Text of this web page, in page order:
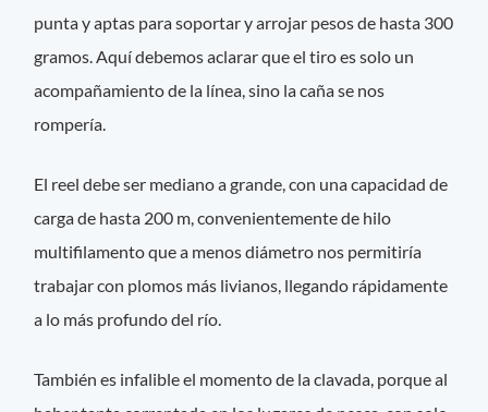
punta y aptas para soportar y arrojar pesos de hasta 300
gramos. Aquí debemos aclarar que el tiro es solo un
acompañamiento de la línea, sino la caña se nos
rompería.
El reel debe ser mediano a grande, con una capacidad de
carga de hasta 200 m, convenientemente de hilo
multifilamento que a menos diámetro nos permitiría
trabajar con plomos más livianos, llegando rápidamente
a lo más profundo del río.
También es infalible el momento de la clavada, porque al